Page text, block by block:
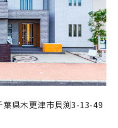
葉県木更津市貝渕3-13-49